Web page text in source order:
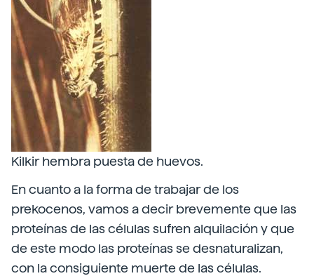
Kilkir hembra puesta de huevos.
En cuanto a la forma de trabajar de los
prekocenos, vamos a decir brevemente que las
proteínas de las células sufren alquilación y que
de este modo las proteínas se desnaturalizan,
con la consiguiente muerte de las células.